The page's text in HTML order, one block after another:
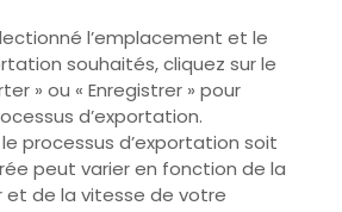
l’emplacement et le
souhaités, cliquez sur le
» ou « Enregistrer » pour
d’exportation.
processus d’exportation soit
peut varier en fonction de la
et de la vitesse de votre